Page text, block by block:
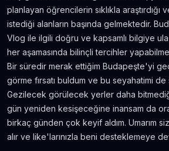
planlayan öğrencilerin sıklıkla araştırdığı
istediği alanların başında gelmektedir.
Vlog ile ilgili doğru ve kapsamlı bilgiye
her aşamasında bilinçli tercihler
Bir süredir merak ettiğim Budapeşte'yi
görme fırsatı buldum ve bu seyahatimi de
Gezilecek görülecek yerler daha
gün yeniden kesişeceğine inansam da
birkaç günden çok keyif aldım. Umarım
alır ve like'larınızla beni desteklemeye